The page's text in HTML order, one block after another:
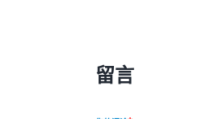
留言